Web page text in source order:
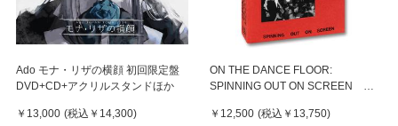
Ado モナ・リザの横顔 初回限定盤
DVD+CD+アクリルスタンドほか
￥13,000 (税込 ￥14,300)
ON THE DANCE FLOOR:
SPINNING OUT ON SCREEN 名
冊
￥12,500 (税込 ￥13,750)